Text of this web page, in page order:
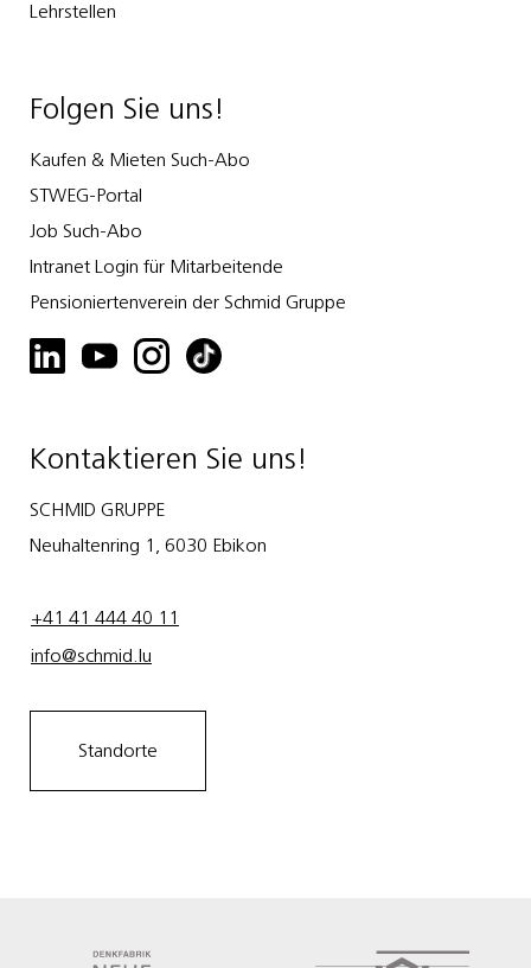
Lehrstellen
Folgen Sie uns!
Kaufen & Mieten Such-Abo
STWEG-Portal
Job Such-Abo
Intranet Login für Mitarbeitende
Pensioniertenverein der Schmid Gruppe
Kontaktieren Sie uns!
SCHMID GRUPPE
Neuhaltenring 1, 6030 Ebikon
+41 41 444 40 11
info@schmid.lu
Standorte